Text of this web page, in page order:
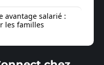
avantage salarié :
les familles